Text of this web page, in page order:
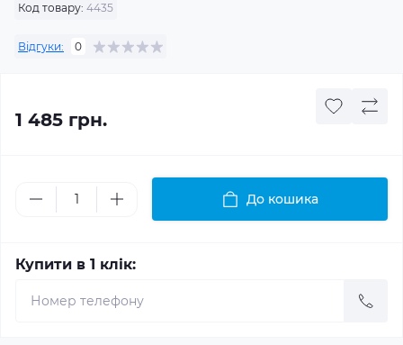
Код товару: 4435
Відгуки: 0
1 485 грн.
До кошика
Купити в 1 клік: